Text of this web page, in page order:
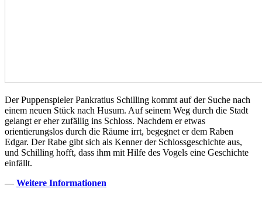
Der Puppenspieler Pankratius Schilling kommt auf der Suche nach
einem neuen Stück nach Husum. Auf seinem Weg durch die Stadt
gelangt er eher zufällig ins Schloss. Nachdem er etwas
orientierungslos durch die Räume irrt, begegnet er dem Raben
Edgar. Der Rabe gibt sich als Kenner der Schlossgeschichte aus,
und Schilling hofft, dass ihm mit Hilfe des Vogels eine Geschichte
einfällt.
— Weitere Informationen